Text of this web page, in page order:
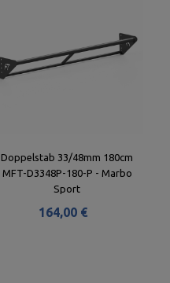
Doppelstab 33/48mm 180cm
MFT-D3348P-180-P - Marbo
Sport
164,00 €